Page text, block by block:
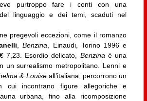
purtroppo fare i conti con una
del linguaggio e dei temi, scaduti nel
pregevoli eccezioni, come il romanzo
,Benzina, Einaudi, Torino 1996 e
7,23. Esordio delicato, Benzinaè una
un surrealismo metropolitano. Lenni e
& Louiseall’italiana, percorrono un
cui incontrano figure allegoriche e
urbana, fino alla ricomposizione